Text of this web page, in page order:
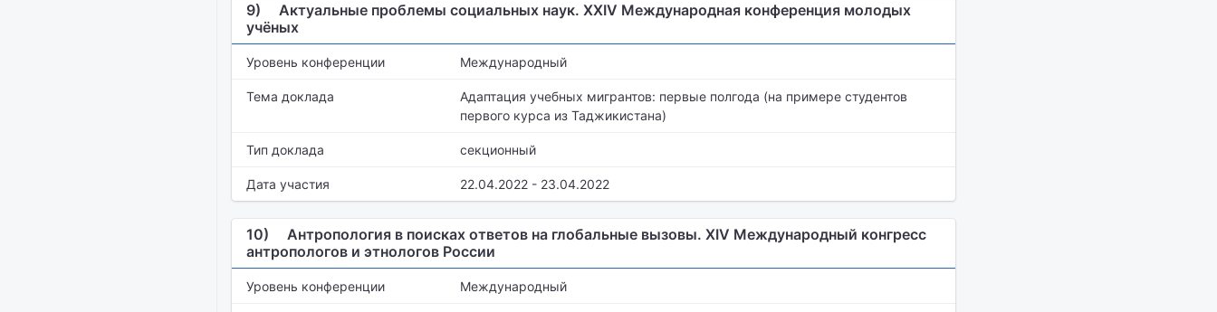
9)
Актуальные проблемы социальных наук. XXIV Международная конференция молодых
учёных
Уровень конференции Международный
Тема доклада
Адаптация учебных мигрантов: первые полгода (на примере студентов
первого курса из Таджикистана)
Тип доклада секционный
Дата участия 22.04.2022 - 23.04.2022
10)
Антропология в поисках ответов на глобальные вызовы. XIV Международный конгресс
антропологов и этнологов России
Уровень конференции Международный